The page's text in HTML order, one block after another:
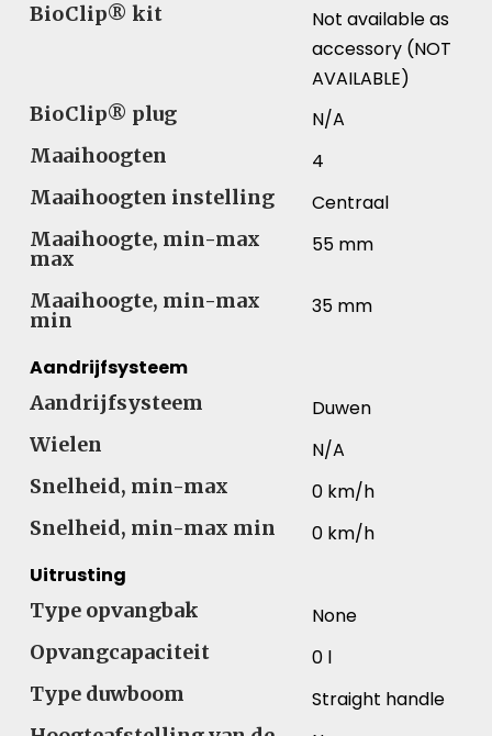
BioClip® kit
Not available as
accessory (NOT
AVAILABLE)
BioClip® plug
N/A
Maaihoogten
4
Maaihoogten instelling
Centraal
Maaihoogte, min-max
max
55 mm
Maaihoogte, min-max
min
35 mm
Aandrijfsysteem
Aandrijfsysteem
Duwen
Wielen
N/A
Snelheid, min-max
0 km/h
Snelheid, min-max min
0 km/h
Uitrusting
Type opvangbak
None
Opvangcapaciteit
0 l
Type duwboom
Straight handle